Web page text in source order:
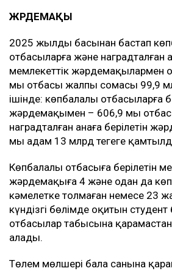
ЖӘРДЕМАҚЫ
2025 жылдың басынан бастап
отбасыларға және наградталған
мемлекеттік жәрдемақылармен
мың отбасы жалпы сомасы 99,9
ішінде: көпбалалы отбасыларға
жәрдемақымен – 606,9 мың
наградталған анаға берілетін
мың адам 13 млрд теңгеге
Көпбалалы отбасыға берілетін
жәрдемақыға 4 және одан да көп
кәмелетке толмаған немесе 23
күндізгі бөлімде оқитын
отбасылар табысына
алады.
Төлем мөлшері бала санына